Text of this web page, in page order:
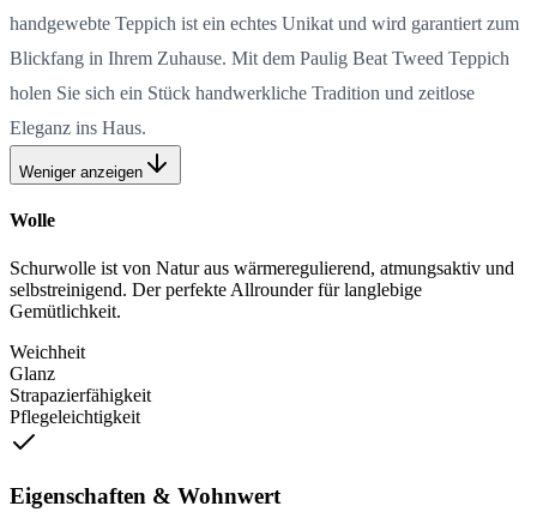
handgewebte Teppich ist ein echtes Unikat und wird garantiert zum
Blickfang in Ihrem Zuhause. Mit dem Paulig Beat Tweed Teppich
holen Sie sich ein Stück handwerkliche Tradition und zeitlose
Eleganz ins Haus.
Weniger anzeigen
Wolle
Schurwolle ist von Natur aus wärmeregulierend, atmungsaktiv und
selbstreinigend. Der perfekte Allrounder für langlebige
Gemütlichkeit.
Weichheit
Glanz
Strapazierfähigkeit
Pflegeleichtigkeit
Eigenschaften & Wohnwert